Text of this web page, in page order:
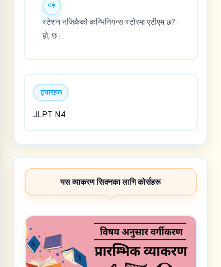
स्टेशन नजिकैको कन्भिनियन्स स्टोरमा एटीएम छ? -
हो, छ।
ट्यागहरू
JLPT N4
यस व्याकरण सिक्नका लागि कोर्सहरू